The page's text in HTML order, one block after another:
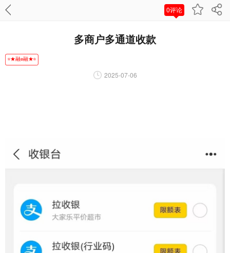
0评论
多商户多通道收款
⭐★融e融★⭐
2025-07-06